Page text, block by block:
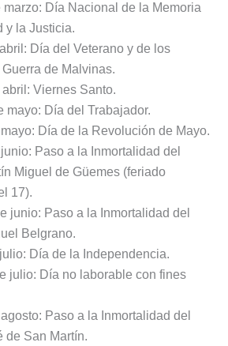
marzo: Día Nacional de la Memoria
y la Justicia.
Día del Veterano y de los
de Malvinas.
Viernes Santo.
mayo: Día del Trabajador.
Día de la Revolución de Mayo.
Paso a la Inmortalidad del
Miguel de Güemes (feriado
17).
junio: Paso a la Inmortalidad del
Belgrano.
Día de la Independencia.
julio: Día no laborable con fines
Paso a la Inmortalidad del
de San Martín.